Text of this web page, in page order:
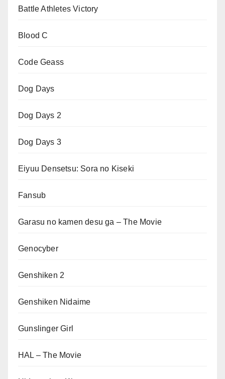
Battle Athletes Victory
Blood C
Code Geass
Dog Days
Dog Days 2
Dog Days 3
Eiyuu Densetsu: Sora no Kiseki
Fansub
Garasu no kamen desu ga – The Movie
Genocyber
Genshiken 2
Genshiken Nidaime
Gunslinger Girl
HAL – The Movie